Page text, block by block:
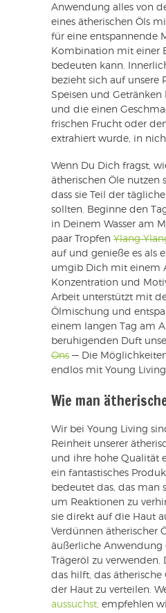
Anwendung alles von
eines ätherischen Öls
für eine entspannende
Kombination mit einer
bedeuten kann.
bezieht sich auf unsere
Speisen und
und die einen
frischen Frucht oder
extrahiert wurde, in
Wenn Du Dich fragst,
ätherischen Öle nutzen
dass sie Teil der
sollten. Beginne den
in Deinem Wasser am
paar Tropfen Ylang
auf und genieße es als
umgib Dich mit einem
Konzentration und
Arbeit unterstützt mit
Ölmischung und
einem langen Tag am
beruhigenden Duft
Ons — Die
endlos mit Young
Wie man
Wir bei Young Living
Reinheit unserer
und ihre hohe Qualität
ein fantastisches
bedeutet das, das man
um Reaktionen zu
sie direkt auf die Haut
Verdünnen ätherischer
äußerliche Anwendung
Trägeröl zu verwenden.
das hilft, das ätherische
der Haut zu verteilen.
aussuchst, empfehlen